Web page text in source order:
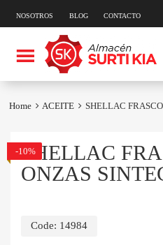
NOSOTROS BLOG CONTACTO
content
Home ACEITE SHELLAC
SHELLAC
ONZAS
Code: 14984
-10%